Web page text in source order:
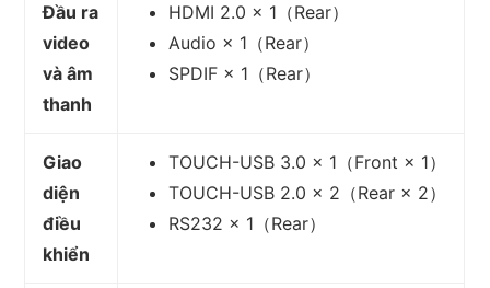
Đầu ra
video
và âm
thanh
HDMI 2.0 × 1（Rear）
Audio × 1（Rear）
SPDIF × 1（Rear）
Giao
diện
điều
khiển
TOUCH-USB 3.0 × 1（Front × 1）
TOUCH-USB 2.0 × 2（Rear × 2）
RS232 × 1（Rear）